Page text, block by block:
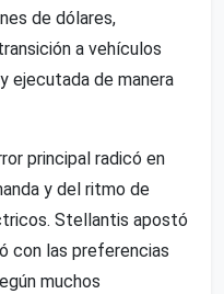
de dólares,
a vehículos
ejecutada de manera
principal radicó en
y del ritmo de
Stellantis apostó
con las preferencias
muchos